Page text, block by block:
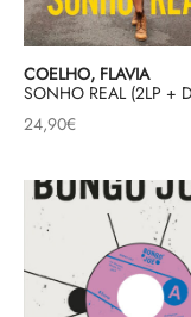
COELHO, FLAVIA
SONHO REAL (2LP +
24,90€